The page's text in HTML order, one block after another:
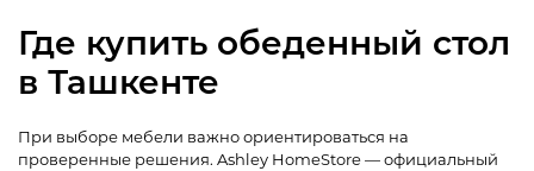
Где купить обеденный стол
в Ташкенте
При выборе мебели важно ориентироваться на
проверенные решения. Ashley HomeStore — официальный